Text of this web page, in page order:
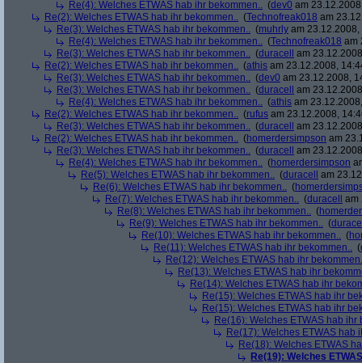
Re(4): Welches ETWAS hab ihr bekommen.. (dev0 am
Re(2): Welches ETWAS hab ihr bekommen.. (Technofreak018 am
Re(3): Welches ETWAS hab ihr bekommen.. (muhrly am
Re(4): Welches ETWAS hab ihr bekommen.. (Technofreak018 am
Re(3): Welches ETWAS hab ihr bekommen.. (duracell
am
Re(2): Welches ETWAS hab ihr bekommen.. (athis am 23.12.2008,
Re(3): Welches ETWAS hab ihr bekommen.. (dev0 am 23.12.2008,
Re(3): Welches ETWAS hab ihr bekommen.. (duracell
am
Re(4): Welches ETWAS hab ihr bekommen.. (athis am
Re(2): Welches ETWAS hab ihr bekommen.. (rufus am 23.12.2008,
Re(3): Welches ETWAS hab ihr bekommen.. (duracell
am
Re(2): Welches ETWAS hab ihr bekommen.. (homerdersimpson am
Re(3): Welches ETWAS hab ihr bekommen.. (duracell
am
Re(4): Welches ETWAS hab ihr bekommen.. (homerdersimpson
Re(5): Welches ETWAS hab ihr bekommen.. (duracell
am
Re(6): Welches ETWAS hab ihr bekommen.. (
Re(7): Welches ETWAS hab ihr bekommen.. (duracell
am
Re(8): Welches ETWAS hab ihr bekommen.. (
Re(9): Welches ETWAS hab ihr bekommen.. (
Re(10): Welches ETWAS hab ihr bekommen.. (
Re(11): Welches ETWAS hab ihr bekommen.. (
Re(12): Welches ETWAS hab ihr
Re(13): Welches ETWAS hab ihr
Re(14): Welches ETWAS hab ihr
Re(15): Welches ETWAS hab ihr
Re(15): Welches ETWAS hab ihr
Re(16): Welches ETWAS hab ihr
Re(17): Welches ETWAS hab
Re(18): Welches ETWAS
Re(19): Welches